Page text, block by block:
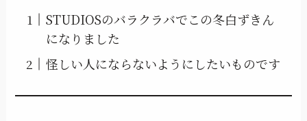
STUDIOSのバラクラバでこの冬白ずきん
になりました
怪しい人にならないようにしたいものです